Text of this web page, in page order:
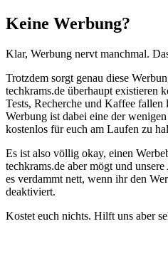
Schließen
Keine Werbung?
Klar, Werbung nervt manchmal.
Trotzdem sorgt genau diese
techkrams.de überhaupt existieren
Tests, Recherche und Kaffee
Werbung ist dabei eine der
kostenlos für euch am Laufen zu
Es ist also völlig okay, einen
techkrams.de aber mögt und
es verdammt nett, wenn ihr den
deaktiviert.
Kostet euch nichts. Hilft uns aber